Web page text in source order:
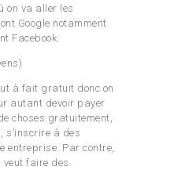
on va aller les
Google notamment
Facebook.
à fait gratuit donc on
autant devoir payer
choses gratuitement,
s’inscrire à des
entreprise. Par contre,
veut faire des